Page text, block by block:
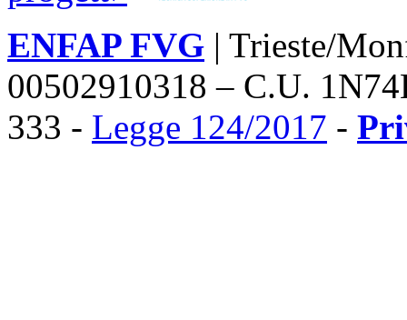
ENFAP FVG | Trieste/
00502910318 – C.U.
333 - Legge 124/2017 -